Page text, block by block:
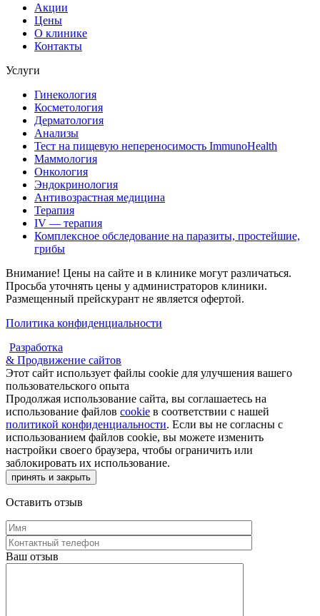
Акции
Цены
О клинике
Контакты
Услуги
Гинекология
Косметология
Дерматология
Анализы
Тест на пищевую непереносимость ImmunoHealth
Маммология
Онкология
Эндокринология
Антивозрастная медицина
Терапия
IV — терапия
Комплексное обследование на паразиты, простейшие,
грибы
Внимание! Цены на сайте и в клинике могут различаться.
Просьба уточнять цены у администраторов клиники.
Размещенный прейскурант не является офертой.
Политика конфиденциальности
Разработка
& Продвижение сайтов
Этот сайт использует файлы cookie для улучшения вашего
пользовательского опыта
Продолжая использование сайта, вы соглашаетесь на
использование файлов cookie в соответствии с нашей
политикой конфиденциальности. Если вы не согласны с
использованием файлов cookie, вы можете изменить
настройки своего браузера, чтобы ограничить или
заблокировать их использование.
принять и закрыть
Оставить отзыв
Ваш отзыв